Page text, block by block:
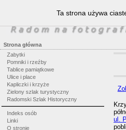
Strona główna
Zabytki
Pomniki i rzeźby
Tablice pamiątkowe
Ulice i place
Kapliczki i krzyże
Zielony szlak turystyczny
Radomski Szlak Historyczny
Indeks osób
Linki
O stronie
ul.
Ta strona używa